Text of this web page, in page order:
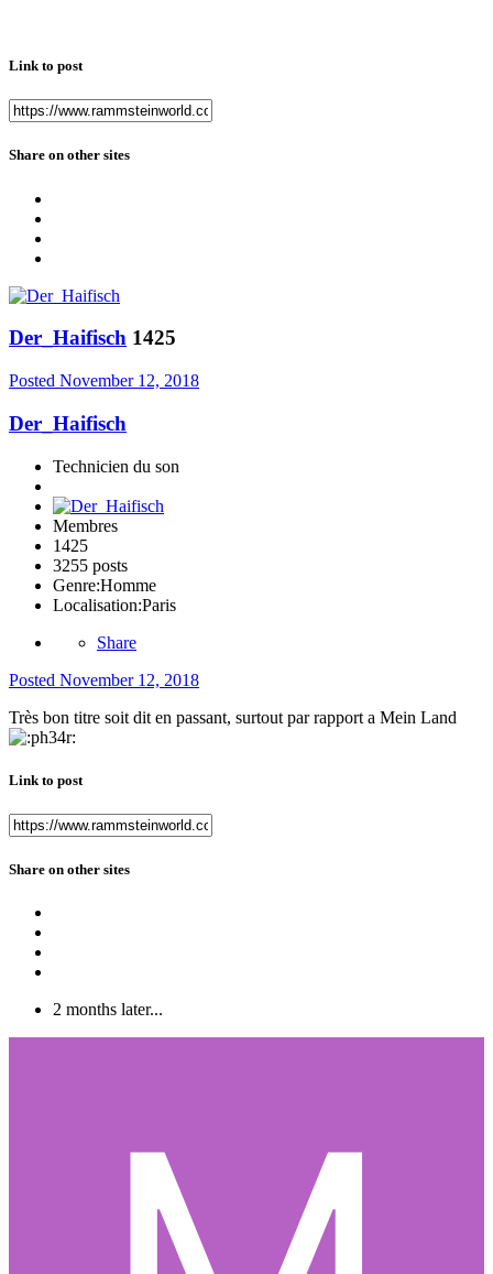
Link to post
Share on other sites
Der_Haifisch 1425
Posted November 12, 2018
Der_Haifisch
Technicien du son
Membres
1425
3255 posts
Genre:Homme
Localisation:Paris
Share
Posted November 12, 2018
Très bon titre soit dit en passant, surtout par rapport a Mein Land
Link to post
Share on other sites
2 months later...